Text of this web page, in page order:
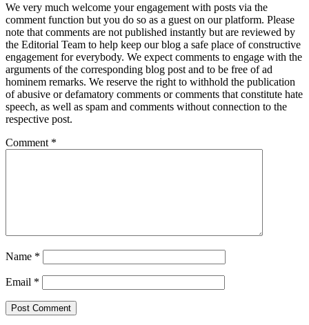
We very much welcome your engagement with posts via the
comment function but you do so as a guest on our platform. Please
note that comments are not published instantly but are reviewed by
the Editorial Team to help keep our blog a safe place of constructive
engagement for everybody. We expect comments to engage with the
arguments of the corresponding blog post and to be free of ad
hominem remarks. We reserve the right to withhold the publication
of abusive or defamatory comments or comments that constitute hate
speech, as well as spam and comments without connection to the
respective post.
Comment *
Name *
Email *